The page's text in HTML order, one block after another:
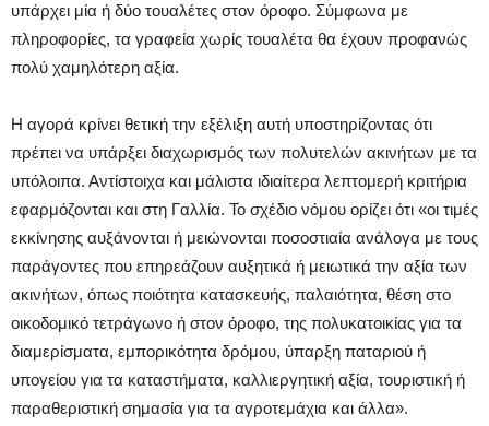
υπάρχει μία ή δύο τουαλέτες στον όροφο. Σύμφωνα με
πληροφορίες, τα γραφεία χωρίς τουαλέτα θα έχουν προφανώς
πολύ χαμηλότερη αξία.
Η αγορά κρίνει θετική την εξέλιξη αυτή υποστηρίζοντας ότι
πρέπει να υπάρξει διαχωρισμός των πολυτελών ακινήτων με τα
υπόλοιπα. Αντίστοιχα και μάλιστα ιδιαίτερα λεπτομερή κριτήρια
εφαρμόζονται και στη Γαλλία. Το σχέδιο νόμου ορίζει ότι «οι τιμές
εκκίνησης αυξάνονται ή μειώνονται ποσοστιαία ανάλογα με τους
παράγοντες που επηρεάζουν αυξητικά ή μειωτικά την αξία των
ακινήτων, όπως ποιότητα κατασκευής, παλαιότητα, θέση στο
οικοδομικό τετράγωνο ή στον όροφο, της πολυκατοικίας για τα
διαμερίσματα, εμπορικότητα δρόμου, ύπαρξη παταριού ή
υπογείου για τα καταστήματα, καλλιεργητική αξία, τουριστική ή
παραθεριστική σημασία για τα αγροτεμάχια και άλλα».